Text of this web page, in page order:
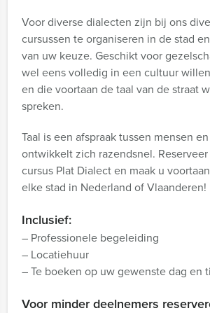
Voor diverse dialecten zijn bij ons
cursussen te organiseren in de stad
van uw keuze. Geschikt voor
wel eens volledig in een cultuur
en die voortaan de taal van de straat
spreken.
Taal is een afspraak tussen mensen
ontwikkelt zich razendsnel.
cursus Plat Dialect en maak u
elke stad in Nederland of Vlaanderen!
Inclusief:
– Professionele begeleiding
– Locatiehuur
– Te boeken op uw gewenste dag en
Voor minder deelnemers